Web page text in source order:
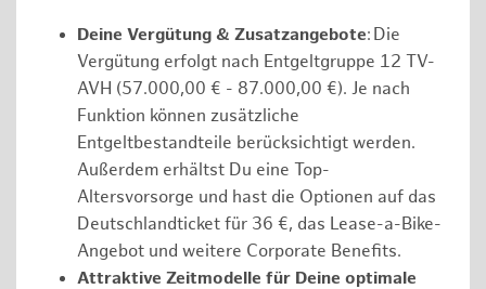
Deine Vergütung & Zusatzangebote: Die
Vergütung erfolgt nach Entgeltgruppe 12 TV-
AVH (57.000,00 € - 87.000,00 €). Je nach
Funktion können zusätzliche
Entgeltbestandteile berücksichtigt werden.
Außerdem erhältst Du eine Top-
Altersvorsorge und hast die Optionen auf das
Deutschlandticket für 36 €, das Lease-a-Bike-
Angebot und weitere Corporate Benefits.
Attraktive Zeitmodelle für Deine optimale